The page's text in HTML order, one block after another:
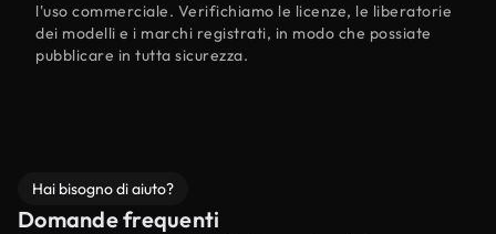
l'uso commerciale. Verifichiamo le licenze, le liberatorie
dei modelli e i marchi registrati, in modo che possiate
pubblicare in tutta sicurezza.
Hai bisogno di aiuto?
Domande frequenti